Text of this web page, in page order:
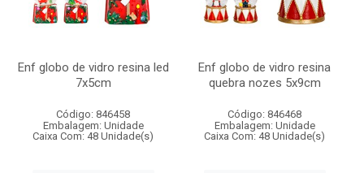
Enf globo de vidro resina led
7x5cm
Código: 846458
Embalagem: Unidade
Caixa Com: 48 Unidade(s)
Enf globo de vidro resina
quebra nozes 5x9cm
Código: 846468
Embalagem: Unidade
Caixa Com: 48 Unidade(s)